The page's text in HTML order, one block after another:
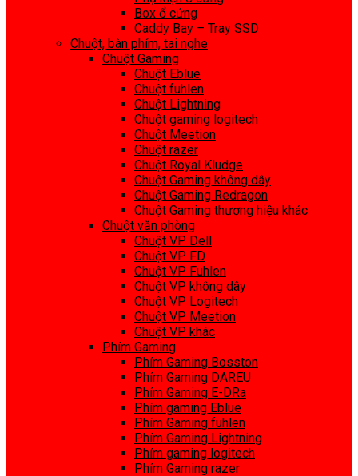
Box ổ cứng
Caddy Bay – Tray SSD
Chuột, bàn phím, tai nghe
Chuột Gaming
Chuột Eblue
Chuột fuhlen
Chuột Lightning
Chuột gaming logitech
Chuột Meetion
Chuột razer
Chuột Royal Kludge
Chuột Gaming không dây
Chuột Gaming Redragon
Chuột Gaming thương hiệu khác
Chuột văn phòng
Chuột VP Dell
Chuột VP FD
Chuột VP Fuhlen
Chuột VP không dây
Chuột VP Logitech
Chuột VP Meetion
Chuột VP khác
Phím Gaming
Phím Gaming Bosston
Phím Gaming DAREU
Phím Gaming E-DRa
Phím gaming Eblue
Phím Gaming fuhlen
Phím Gaming Lightning
Phím gaming logitech
Phím Gaming razer